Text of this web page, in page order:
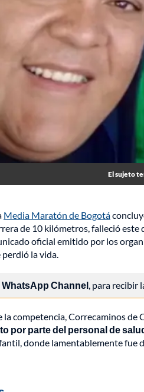
El sujeto
Media Maratón de Bogotá
de 10 kilómetros, falleció este
oficial emitido por los
la vida.
WhatsApp Channel, para recibir
la competencia, Correcaminos de
por parte del personal de
donde lamentablemente fue